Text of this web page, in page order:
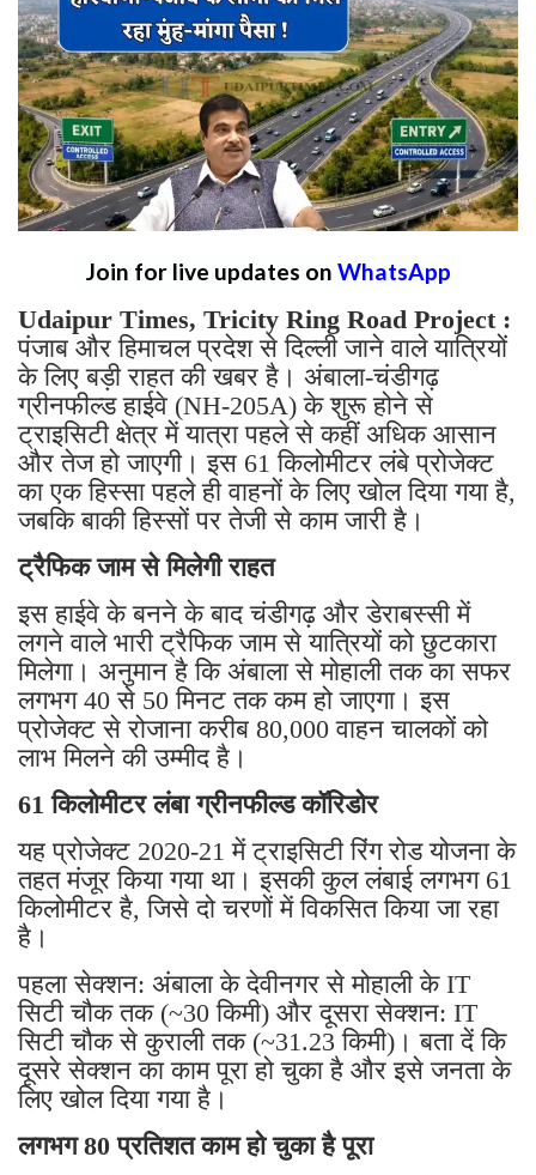
Join for live updates on WhatsApp
Udaipur Times, Tricity Ring Road Project :
पंजाब और हिमाचल प्रदेश से दिल्ली जाने वाले यात्रियों
के लिए बड़ी राहत की खबर है। अंबाला-चंडीगढ़
ग्रीनफील्ड हाईवे (NH-205A) के शुरू होने से
ट्राइसिटी क्षेत्र में यात्रा पहले से कहीं अधिक आसान
और तेज हो जाएगी। इस 61 किलोमीटर लंबे प्रोजेक्ट
का एक हिस्सा पहले ही वाहनों के लिए खोल दिया गया है,
जबकि बाकी हिस्सों पर तेजी से काम जारी है।
ट्रैफिक जाम से मिलेगी राहत
इस हाईवे के बनने के बाद चंडीगढ़ और डेराबस्सी में
लगने वाले भारी ट्रैफिक जाम से यात्रियों को छुटकारा
मिलेगा। अनुमान है कि अंबाला से मोहाली तक का सफर
लगभग 40 से 50 मिनट तक कम हो जाएगा। इस
प्रोजेक्ट से रोजाना करीब 80,000 वाहन चालकों को
लाभ मिलने की उम्मीद है।
61 किलोमीटर लंबा ग्रीनफील्ड कॉरिडोर
यह प्रोजेक्ट 2020-21 में ट्राइसिटी रिंग रोड योजना के
तहत मंजूर किया गया था। इसकी कुल लंबाई लगभग 61
किलोमीटर है, जिसे दो चरणों में विकसित किया जा रहा
है।
पहला सेक्शन: अंबाला के देवीनगर से मोहाली के IT
सिटी चौक तक (~30 किमी) और दूसरा सेक्शन: IT
सिटी चौक से कुराली तक (~31.23 किमी)। बता दें कि
दूसरे सेक्शन का काम पूरा हो चुका है और इसे जनता के
लिए खोल दिया गया है।
लगभग 80 प्रतिशत काम हो चुका है पूरा